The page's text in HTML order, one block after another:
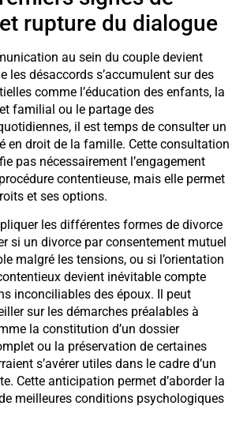
rupture du dialogue
au sein du couple devient
les désaccords s’accumulent sur des
comme l’éducation des enfants, la
familial ou le partage des
il est temps de consulter un
en droit de la famille. Cette consultation
pas nécessairement l’engagement
contentieuse, mais elle permet
et ses options.
les différentes formes de divorce
si un divorce par consentement mutuel
malgré les tensions, ou si l’orientation
devient inévitable compte
inconciliables des époux. Il peut
sur les démarches préalables à
la constitution d’un dossier
ou la préservation de certaines
s’avérer utiles dans le cadre d’un
Cette anticipation permet d’aborder la
meilleures conditions psychologiques